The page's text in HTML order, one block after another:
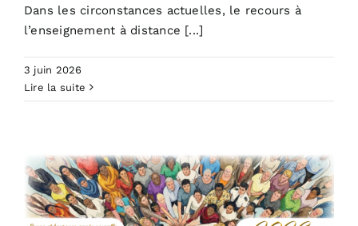
Dans les circonstances actuelles, le recours à
l’enseignement à distance [...]
3 juin 2026
Lire la suite